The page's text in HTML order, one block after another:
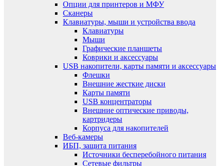
Опции для принтеров и МФУ
Сканеры
Клавиатуры, мыши и устройства ввода
Клавиатуры
Мыши
Графические планшеты
Коврики и аксессуары
USB накопители, карты памяти и аксессуары
Флешки
Внешние жесткие диски
Карты памяти
USB концентраторы
Внешние оптические приводы,
картридеры
Корпуса для накопителей
Веб-камеры
ИБП, защита питания
Источники бесперебойного питания
Сетевые фильтры